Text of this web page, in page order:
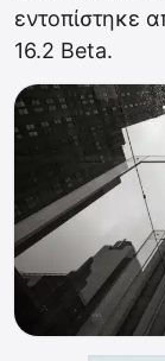
εντοπίστηκε
16.2 Beta.